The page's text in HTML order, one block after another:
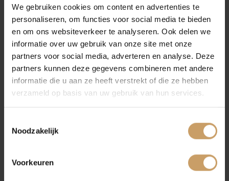
We gebruiken cookies om content en advertenties te
personaliseren, om functies voor social media te bieden
en om ons websiteverkeer te analyseren. Ook delen we
informatie over uw gebruik van onze site met onze
partners voor social media, adverteren en analyse. Deze
partners kunnen deze gegevens combineren met andere
informatie die u aan ze heeft verstrekt of die ze hebben
verzameld op basis van uw gebruik van hun services.
Noodzakelijk
Voorkeuren
10
Paul Popelier uit
Lent
5 STERREN: PERFECT, ZEKER AAN TE BEVELEN
Ja
Autoverzekeringen
Verkoop
Auto onderhoud
Over Autobedrijf De Baaij
Blogs